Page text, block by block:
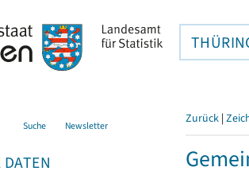
Suche Newsletter
DATEN
Zurück |